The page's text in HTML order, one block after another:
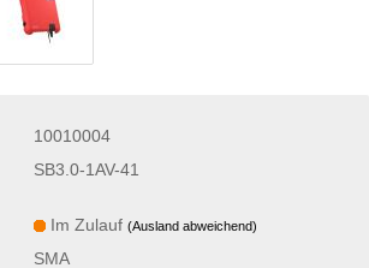
10010004
SB3.0-1AV-41
Im Zulauf (Ausland abweichend)
SMA